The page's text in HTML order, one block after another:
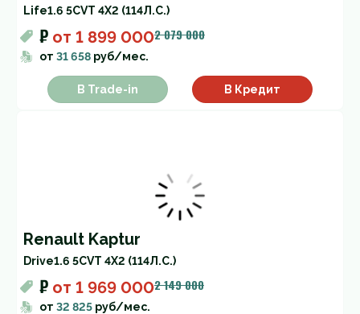
Life1.6 5CVT 4X2 (114Л.С.)
₽ от 1 899 0002 079 000
от 31 658 руб/мес.
В Trade-in В Кредит
Renault Kaptur
Drive1.6 5CVT 4X2 (114Л.С.)
₽ от 1 969 0002 149 000
от 32 825 руб/мес.